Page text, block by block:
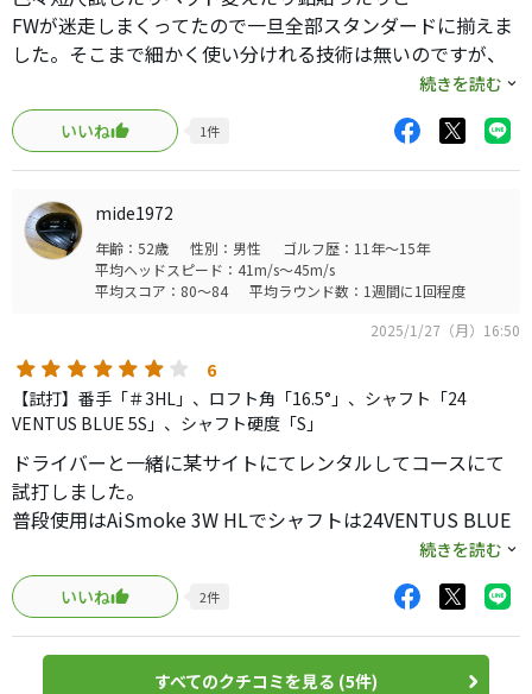
FWが迷走しまくってたので一旦全部スタンダードに揃えま
した。そこまで細かく使い分けれる技術は無いのですが、
ウッド5本体制が好きなので#7まで入れてます。
前モデルの系統がバラバラだったのであまり細かい比較は
できませんが、一番感じるのは球の上がりやすさと飛距離
です。
ヘッドの優しさはさすがキャロウェイといったところ。
高さが出てくれるので無理に上げにいく必要もなく、楽に
打てるので精神的にも良いです。
が、ドライバーと変わらないくらいの飛距離が出ますし、
#7はまるでショートアイアンの様なハイボールが出ます。
ソールのデザインのせいか、抜けもよく引っかかりも気に
なりません。
ただそのソールデザインのせいか、若干逃げ顔というか、
今まで使用していたクラブと顔が違うのでそこさえ慣れれ
ば強い味方になってくれそうです。
続きを読む
いいね
1件
mide1972
年齢：52歳 性別：男性
ゴルフ歴：11年～15年
平均ヘッドスピード：41m/s～45m/s
平均スコア：80～84
平均ラウンド数：1週間に1回程度
2025/1/27（月）16:50
6
【試打】番手「＃3HL」、ロフト角「16.5°」、シャフト「24
VENTUS BLUE 5S」、シャフト硬度「S」
ドライバーと一緒に某サイトにてレンタルしてコースにて
試打しました。
普段使用はAiSmoke 3W HLでシャフトは24VENTUS BLUE
シャフトは差し替えて使用しました。
残念ながらAiSmokeとの性能差をあまり感じませんでし
た。ほんの少しだけ球が上がり易い、抜けが良い等は感じ
ましたが、クラウンの色の事もあるのでAiSmokeの方が好
続きを読む
いいね
2件
すべてのクチコミを見る (5件)